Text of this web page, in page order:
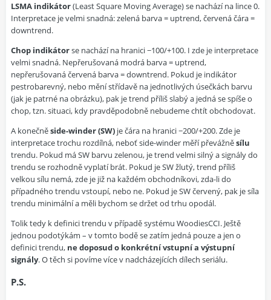
LSMA indikátor(Least Square Moving Average) se nachází na lince 0.
Interpretace je velmi snadná: zelená barva = uptrend, červená čára =
downtrend.
Chop indikátorse nachází na hranici −100/+100. I zde je interpretace
velmi snadná. Nepřerušovaná modrá barva = uptrend,
nepřerušovaná červená barva = downtrend. Pokud je indikátor
pestrobarevný, nebo mění střídavě na jednotlivých úsečkách barvu
(jak je patrné na obrázku), pak je trend příliš slabý a jedná se spíše o
chop, tzn. situaci, kdy pravděpodobně nebudeme chtít obchodovat.
A konečněside-winder (SW) je čára na hranici −200/+200. Zde je
interpretace trochu rozdílná, neboť side-winder měří převážněsílu
trendu. Pokud má SW barvu zelenou, je trend velmi silný a signály do
trendu se rozhodně vyplatí brát. Pokud je SW žlutý, trend příliš
velkou sílu nemá, zde je již na každém obchodníkovi, zda-li do
případného trendu vstoupí, nebo ne. Pokud je SW červený, pak je síla
trendu minimální a měli bychom se držet od trhu opodál.
Tolik tedy k definici trendu v případě systému WoodiesCCI. Ještě
jednou podotýkám – v tomto bodě se zatím jedná pouze a jen o
definici trendu, ne doposud o konkrétní vstupní a výstupní
signály. O těch si povíme více v nadcházejících dílech seriálu.
P.S.